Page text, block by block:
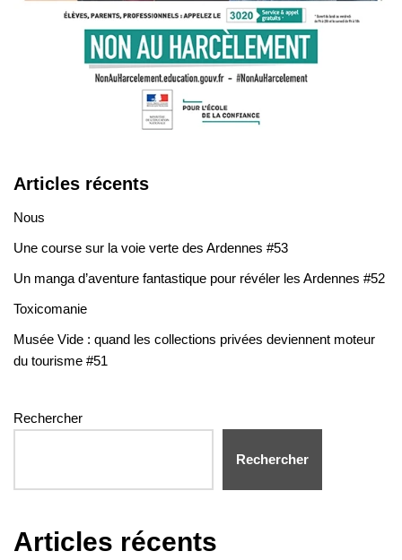
Articles récents
Nous
Une course sur la voie verte des Ardennes #53
Un manga d’aventure fantastique pour révéler les Ardennes #52
Toxicomanie
Musée Vide : quand les collections privées deviennent moteur
du tourisme #51
Rechercher
Rechercher
Articles récents